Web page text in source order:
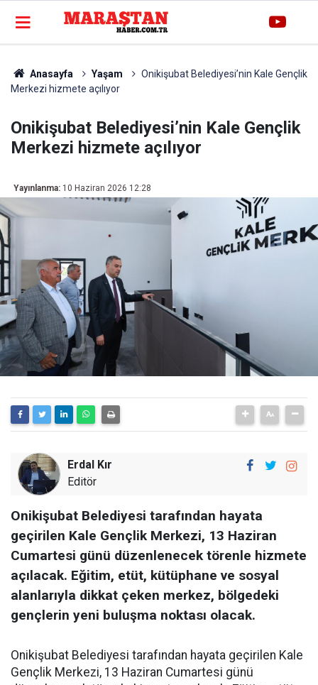
Anasayfa Yaşam
Onikişubat Belediyesi’nin Kale Gençlik
Merkezi hizmete açılıyor
Onikişubat Belediyesi’nin Kale Gençlik
Merkezi hizmete açılıyor
Yayınlanma: 10 Haziran 2026 12:28
Erdal Kır
Editör
Onikişubat Belediyesi tarafından hayata
geçirilen Kale Gençlik Merkezi, 13 Haziran
Cumartesi günü düzenlenecek törenle hizmete
açılacak. Eğitim, etüt, kütüphane ve sosyal
alanlarıyla dikkat çeken merkez, bölgedeki
gençlerin yeni buluşma noktası olacak.
Onikişubat Belediyesi tarafından hayata geçirilen Kale
Gençlik Merkezi, 13 Haziran Cumartesi günü